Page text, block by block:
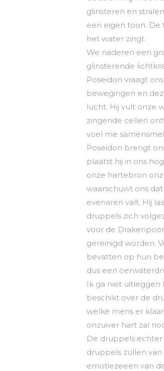
glinsteren en
een eigen toon.
het water zingt.
We naderen een
glinsterende
Poseidon vraagt
bewegingen en
lucht. Hij vult onze
zingende cellen
voel me
Poseidon brengt
plaatst hij in ons
onze hartebron
waarschuwt ons
evenaren valt. Hij
druppels zich
voor de
gereinigd worden.
bevatten op hun
dus een
Ik ga niet
beschikt over de
welke mens er
onzuiver hart zal
De druppels
druppels zullen
emotiezeeën van